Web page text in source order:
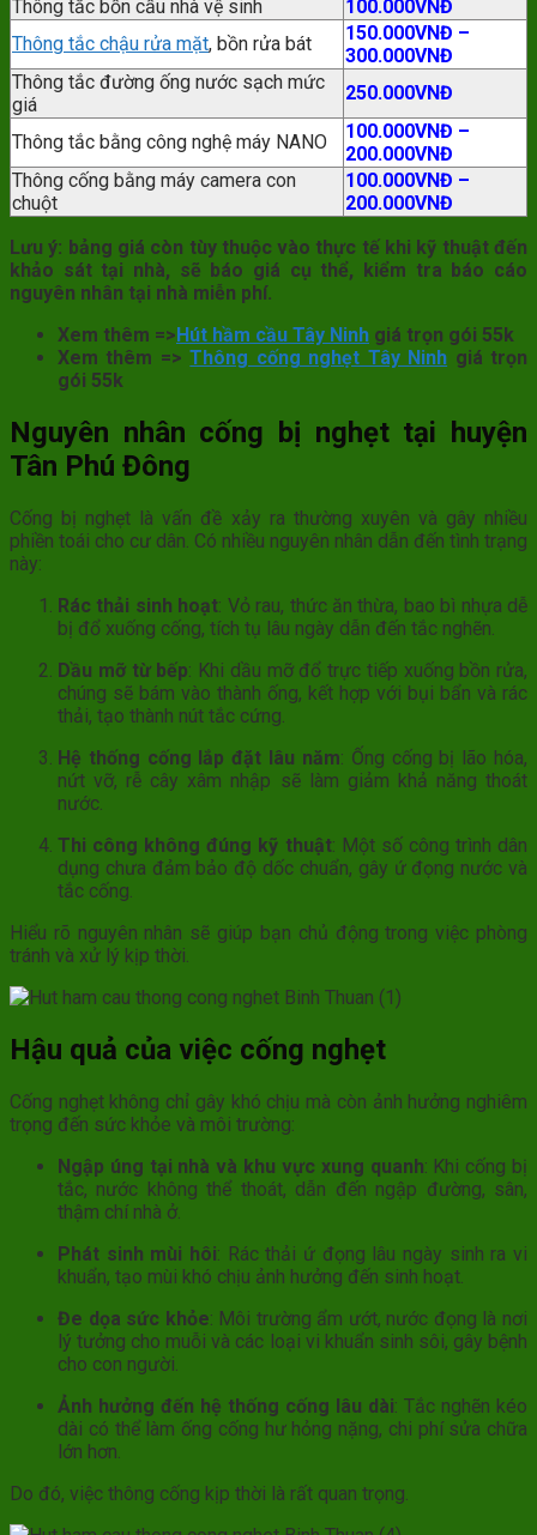
Thông tắc bồn cầu nhà vệ sinh
100.000VNĐ
Thông tắc chậu rửa mặt, bồn rửa bát
150.000VNĐ –
300.000VNĐ
Thông tắc đường ống nước sạch mức
giá
250.000VNĐ
Thông tắc bằng công nghệ máy NANO
100.000VNĐ –
200.000VNĐ
Thông cống bằng máy camera con
chuột
100.000VNĐ –
200.000VNĐ
Lưu ý: bảng giá còn tùy thuộc vào thực tế khi kỹ thuật đến
khảo sát tại nhà, sẽ báo giá cụ thể, kiểm tra báo cáo
nguyên nhân tại nhà miễn phí.
Xem thêm =>Hút hầm cầu Tây Ninh giá trọn gói 55k
Xem thêm =>Thông cống nghẹt Tây Ninh giá trọn
gói 55k
Nguyên nhân cống bị nghẹt tại huyện
Tân Phú Đông
Cống bị nghẹt là vấn đề xảy ra thường xuyên và gây nhiều
phiền toái cho cư dân. Có nhiều nguyên nhân dẫn đến tình trạng
này:
Rác thải sinh hoạt: Vỏ rau, thức ăn thừa, bao bì nhựa dễ
bị đổ xuống cống, tích tụ lâu ngày dẫn đến tắc nghẽn.
Dầu mỡ từ bếp: Khi dầu mỡ đổ trực tiếp xuống bồn rửa,
chúng sẽ bám vào thành ống, kết hợp với bụi bẩn và rác
thải, tạo thành nút tắc cứng.
Hệ thống cống lắp đặt lâu năm: Ống cống bị lão hóa,
nứt vỡ, rễ cây xâm nhập sẽ làm giảm khả năng thoát
nước.
Thi công không đúng kỹ thuật: Một số công trình dân
dụng chưa đảm bảo độ dốc chuẩn, gây ứ đọng nước và
tắc cống.
Hiểu rõ nguyên nhân sẽ giúp bạn chủ động trong việc phòng
tránh và xử lý kịp thời.
Hậu quả của việc cống nghẹt
Cống nghẹt không chỉ gây khó chịu mà còn ảnh hưởng nghiêm
trọng đến sức khỏe và môi trường:
Ngập úng tại nhà và khu vực xung quanh: Khi cống bị
tắc, nước không thể thoát, dẫn đến ngập đường, sân,
thậm chí nhà ở.
Phát sinh mùi hôi: Rác thải ứ đọng lâu ngày sinh ra vi
khuẩn, tạo mùi khó chịu ảnh hưởng đến sinh hoạt.
Đe dọa sức khỏe: Môi trường ẩm ướt, nước đọng là nơi
lý tưởng cho muỗi và các loại vi khuẩn sinh sôi, gây bệnh
cho con người.
Ảnh hưởng đến hệ thống cống lâu dài: Tắc nghẽn kéo
dài có thể làm ống cống hư hỏng nặng, chi phí sửa chữa
lớn hơn.
Do đó, việc thông cống kịp thời là rất quan trọng.